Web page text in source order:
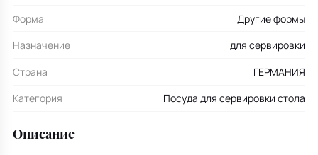
Форма
Другие формы
Назначение
для сервировки
Страна
ГЕРМАНИЯ
Категория
Посуда для сервировки стола
Описание